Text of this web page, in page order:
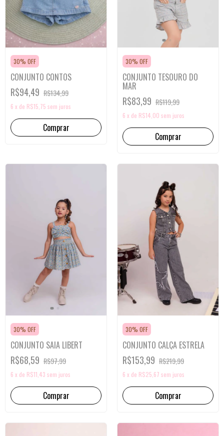
30% OFF
CONJUNTO CONTOS
R$94,49 R$134,99
6 x de R$15,75 sem juros
Comprar
30% OFF
CONJUNTO TESOURO DO
MAR
R$83,99 R$119,99
6 x de R$14,00 sem juros
Comprar
30% OFF
CONJUNTO SAIA LIBERT
R$68,59 R$97,99
6 x de R$11,43 sem juros
Comprar
30% OFF
CONJUNTO CALÇA ESTRELA
R$153,99 R$219,99
6 x de R$25,67 sem juros
Comprar